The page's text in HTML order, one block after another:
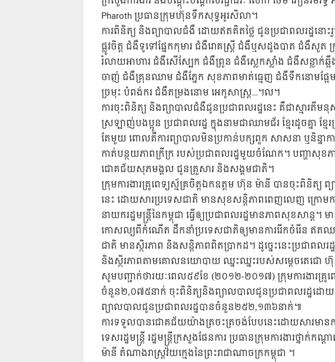
Pharoth ប្រធានក្រុមហ៊ុនទឹកសុទ្ធអូរសិលា។
ការពិនិត្យ និងព្យាបាលជំងឺ ដោយឥតគិតថ្លៃ ជូនប្រជាពលរដ្ឋនោះ
ផ្លូវចិត្ត ជំងឺទូទៅផ្នែកកុមារ ជំងឺរោគស្ត្រី ជំងឺឬសដូងបាត ជំងឺសួត ក្
រំលាយអាហារ ជំងឺសើស្បែក ជំងឺព្រូន ជំងឺស្លេកស្លាំង ជំងឺសន្លាក់ឆ្
ចាញ់ ជំងឺគ្រុនឈាម ជំងឺភ្នែក សុខភាពមាត់ធ្មេញ ជំងឺទឹកនោមផ្
ច្រមុះ បំពង់ករ ជំងឺតម្រងនោម អេកូសាស្ត្រ…។ល។
ការចុះពិនិត្យ និងព្យាបាលជំងឺជូនប្រជាពលរដ្ឋនេះ គឺជាស្មារតី
ស្រឡាញ់​បងប្អូន ប្រជាពលរដ្ឋ ក្នុងនាមជាឈាមជ័រ ខ្មែរដូចគ្នា ខ្មែ
តែមួយ ពោលគឺការ​ព្យា​បាលមិនប្រកាន់បក្សពួក សាសនា ឬនិ
កាត់បន្ថយភាពក្រីក្រ របស់ប្រជា​ពលរដ្ឋ​មួយចំណែក។ បញ្ហាសុខភា
ជោគជ័យសុភមង្គល ជូនគ្រួសារ និងសង្គម​ជាតិ។
ក្រុមការងារគ្រូពេទ្យស្ម័គ្រចិត្តឯកឧត្តម ហ៊ុន ម៉ានី បានចុះពិនិត្យ
នេះ ដោយសារប្រទេសជាតិ មានសុខសន្តិភាពពេញលេញ ក្រោម
នាយករដ្ឋមន្ត្រីនៃកម្ពុជា ធ្វើឲ្យប្រជាពលរដ្ឋមានភាពសុខសាន្ត។
កោសល្យ​​ពីកំណើត ដឹកនាំប្រទេសជាតិឲ្យមានការរើកចំរើន ឥតឈ
ជាតិ មានស្ថិរភាព និងសន្តិភាពពិតប្រាកដ។ ដូច្នេះនេះប្រជាពលរ
និងស្ថិរភាពតាម​គោលនយោ​បាយ ឈ្នះឈ្នះរបស់សម្តេចតេជោ ហ៊ុ
សូមបញ្ជាក់ថារយៈពេល៥៩ខែ (២០១២-២០១៧) ក្រុមការងារគ្រូ
ចំនួន២,០៧៥នាក់ ចុះពិនិត្យនិងព្យាល​បាលជូនប្រជាពលរដ្ឋដោ
ព្យាលបាលជូន​ប្រជាពលរដ្ឋបានចំនួន២៥២,១៣៦នាក់៕
ការទទួលបានជោគជ័យយ៉ាងត្រចះត្រចង់បែបនេះដោយសារមាន
ទេសរដ្ឋមន្រ្តី រដ្ឋមន្រ្តីក្រសួងផែនការ ប្រធានក្រុមការងារថ្នា
ម៉ានី តំណាងរាស្រ្តវ័យក្មេងនៃព្រះរាជាណាចក្រកម្ពុជា ។